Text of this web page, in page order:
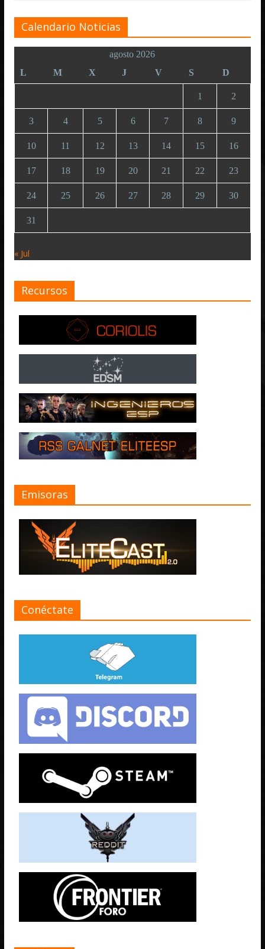
Calendario Noticias
agosto 2026
L
M X J V S D
1 2
3 4 5 6 7 8 9
10 11 12 13 14 15 16
17 18 19 20 21 22 23
24 25 26 27 28 29 30
31
« Jul
Recursos
Emisoras
Conéctate